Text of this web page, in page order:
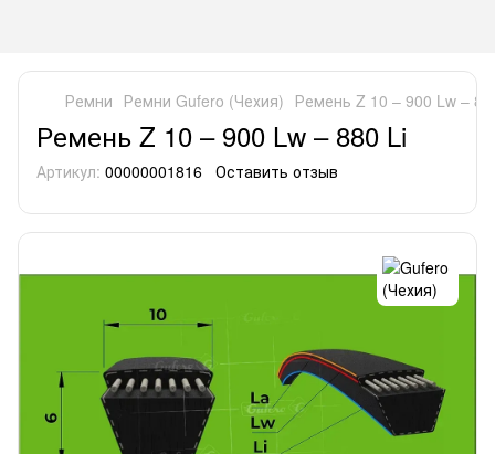
Ремни Ремни Gufero (Чехия) Ремень Z 10 – 900 Lw –
Ремень Z 10 – 900 Lw – 880 Li
Артикул: 00000001816 Оставить отзыв